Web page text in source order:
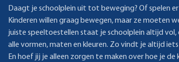
Daagt je schoolplein uit tot beweging? Of spelen
Kinderen willen graag bewegen, maar ze moeten
juiste speeltoestellen staat je schoolplein altijd vol,
alle vormen, maten en kleuren. Zo vindt je altijd
En hoef jij je alleen zorgen te maken over hoe je de